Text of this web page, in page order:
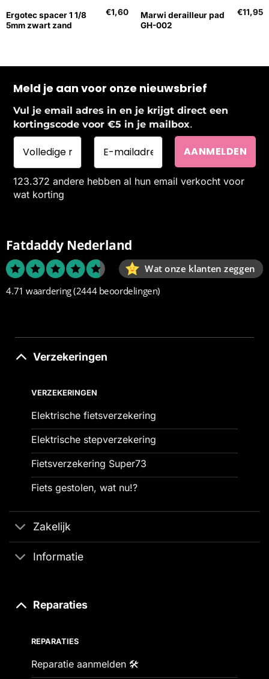
Ergotec spacer 1 1/8
5mm zwart zand
€1,60
Marwi derailleur pad
GH-002
€11,95
Meld je aan voor onze nieuwsbrief
Vul je email adres in en je krijgt direct een
kortingscode voor €5 in je mailbox.
123.372 andere hebben al hun email verkocht voor
wat korting
Fatdaddy Nederland
Wat onze klanten zeggen
4.71 waardering(2444 beoordelingen)
Verzekeringen
VERZEKERINGEN
Elektrische fietsverzekering
Elektrische stepverzekering
Fietsverzekering Super73
Fiets gestolen, wat nu!?
Zakelijk
Informatie
Reparaties
REPARATIES
Reparatie aanmelden 🛠️